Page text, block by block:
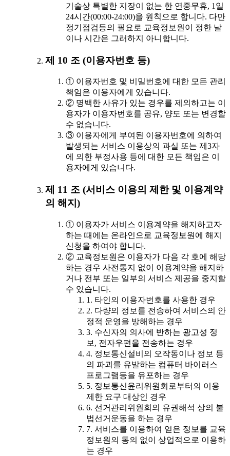
기술상 특별한 지장이 없는 한 연중무휴, 1일
24시간(00:00-24:00)을 원칙으로 합니다. 다만
정기점검등의 필요로 교육정보원이 정한 날
이나 시간은 그러하지 아니합니다.
제 10 조 (이용자번호 등)
① 이용자번호 및 비밀번호에 대한 모든 관리
책임은 이용자에게 있습니다.
② 명백한 사유가 있는 경우를 제외하고는 이
용자가 이용자번호를 공유, 양도 또는 변경할
수 없습니다.
③ 이용자에게 부여된 이용자번호에 의하여
발생되는 서비스 이용상의 과실 또는 제3자
에 의한 부정사용 등에 대한 모든 책임은 이
용자에게 있습니다.
제 11 조 (서비스 이용의 제한 및 이용계약
의 해지)
① 이용자가 서비스 이용계약을 해지하고자
하는 때에는 온라인으로 교육정보원에 해지
신청을 하여야 합니다.
② 교육정보원은 이용자가 다음 각 호에 해당
하는 경우 사전통지 없이 이용계약을 해지하
거나 전부 또는 일부의 서비스 제공을 중지할
수 있습니다.
1. 타인의 이용자번호를 사용한 경우
2. 다량의 정보를 전송하여 서비스의 안
정적 운영을 방해하는 경우
3. 수신자의 의사에 반하는 광고성 정
보, 전자우편을 전송하는 경우
4. 정보통신설비의 오작동이나 정보 등
의 파괴를 유발하는 컴퓨터 바이러스
프로그램등을 유포하는 경우
5. 정보통신윤리위원회로부터의 이용
제한 요구 대상인 경우
6. 선거관리위원회의 유권해석 상의 불
법선거운동을 하는 경우
7. 서비스를 이용하여 얻은 정보를 교육
정보원의 동의 없이 상업적으로 이용하
는 경우